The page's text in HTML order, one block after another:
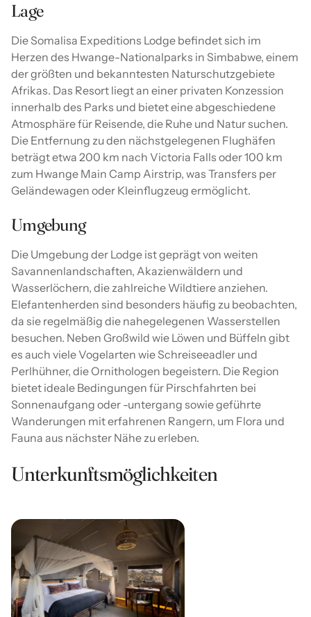
Lage
Die Somalisa Expeditions Lodge befindet sich im
Herzen des Hwange-Nationalparks in Simbabwe, einem
der größten und bekanntesten Naturschutzgebiete
Afrikas. Das Resort liegt an einer privaten Konzession
innerhalb des Parks und bietet eine abgeschiedene
Atmosphäre für Reisende, die Ruhe und Natur suchen.
Die Entfernung zu den nächstgelegenen Flughäfen
beträgt etwa 200 km nach Victoria Falls oder 100 km
zum Hwange Main Camp Airstrip, was Transfers per
Geländewagen oder Kleinflugzeug ermöglicht.
Umgebung
Die Umgebung der Lodge ist geprägt von weiten
Savannenlandschaften, Akazienwäldern und
Wasserlöchern, die zahlreiche Wildtiere anziehen.
Elefantenherden sind besonders häufig zu beobachten,
da sie regelmäßig die nahegelegenen Wasserstellen
besuchen. Neben Großwild wie Löwen und Büffeln gibt
es auch viele Vogelarten wie Schreiseeadler und
Perlhühner, die Ornithologen begeistern. Die Region
bietet ideale Bedingungen für Pirschfahrten bei
Sonnenaufgang oder -untergang sowie geführte
Wanderungen mit erfahrenen Rangern, um Flora und
Fauna aus nächster Nähe zu erleben.
Unterkunftsmöglichkeiten